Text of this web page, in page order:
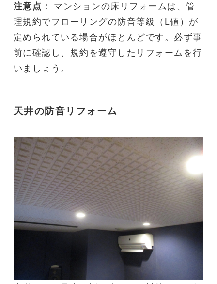
注意点： マンションの床 リフォームは、管
理規約でフローリングの防音等級（L値）が
定められている場合がほとんどです。必ず事
前に確認し、規約を遵守した リフォーム を行
いましょう。
天井の防音リフォーム